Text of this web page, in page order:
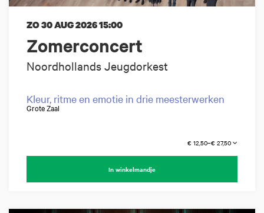
Zomerconcert
Noordhollands Jeugdorkest
ZO 30 AUG 202615:00
Kleur, ritme en emotie in drie meesterwerken
Grote Zaal
€ 12,50–€ 27,50
In winkelmandje